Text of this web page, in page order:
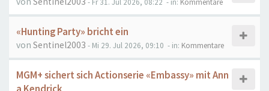
- Fr 31. Jul 2026, 08:22 - in: Kommentare
«Hunting Party» bricht ein
von Sentinel2003 - Mi 29. Jul 2026, 09:10 - in: Kommentare
MGM+ sichert sich Actionserie «Embassy» mit Ann